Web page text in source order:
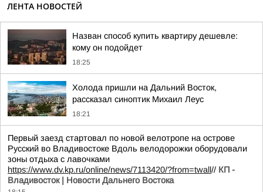
ЛЕНТА НОВОСТЕЙ
Назван способ купить квартиру дешевле:
кому он подойдет
18:25
Холода пришли на Дальний Восток,
рассказал синоптик Михаил Леус
18:21
Первый заезд стартовал по новой велотропе на острове
Русский во Владивостоке Вдоль велодорожки оборудовали
зоны отдыха с лавочками
https://www.dv.kp.ru/online/news/7113420/?from=twall// КП -
Владивосток | Новости Дальнего Востока